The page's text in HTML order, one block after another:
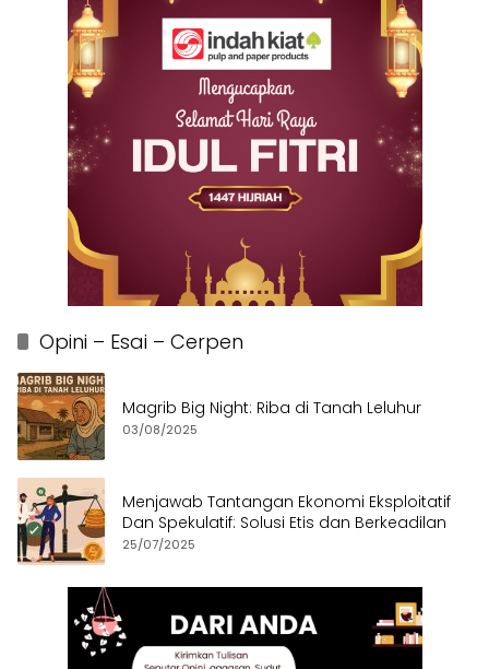
Opini – Esai – Cerpen
Magrib Big Night: Riba di Tanah Leluhur
03/08/2025
Menjawab Tantangan Ekonomi Eksploitatif
Dan Spekulatif: Solusi Etis dan Berkeadilan
25/07/2025